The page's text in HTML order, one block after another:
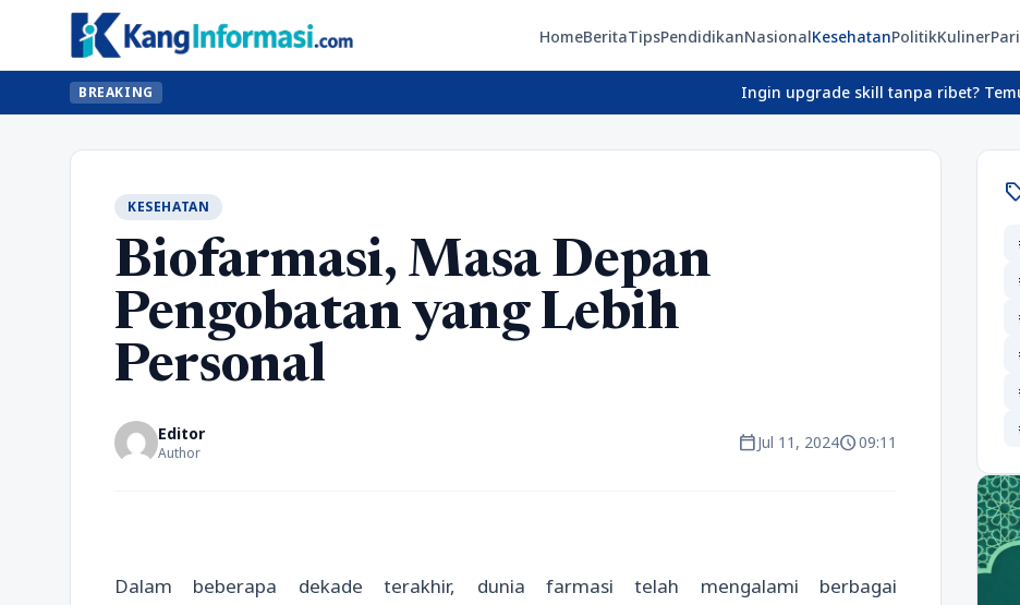
HomeBeritaTipsPendidikanNasionalKesehatanPolitikKuliner
BREAKING Ingin upgrade skill tanpa ribet? Temukan kelas
KESEHATAN
Biofarmasi, Masa Depan
Pengobatan yang Lebih
Personal
Editor
Author calendar_todayJul 11, 2024schedule09:11
Dalam beberapa dekade terakhir, dunia farmasi telah mengalami berbagai